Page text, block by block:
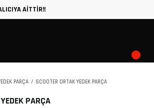
AİTTİR!!
PARÇA SCOOTER ORTAK YEDEK PARÇA
PARÇA